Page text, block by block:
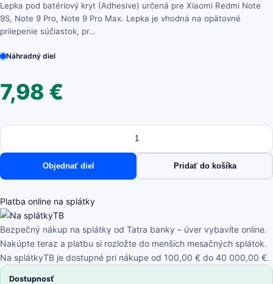
Lepka pod batériový kryt (Adhesive) určená pre Xiaomi Redmi Note
9S, Note 9 Pro, Note 9 Pro Max. Lepka je vhodná na opätovné
prilepenie súčiastok, pr…
Náhradný diel
7,98 €
Množstvo
množstvo
Xiaomi
Redmi
Note
Note
9
Pro,
Note
9
Pro
Objednať diel Pridať do košíka
Platba online na splátky
Bezpečný nákup na splátky od Tatra banky – úver vybavíte online.
Nakúpte teraz a platbu si rozložte do menších mesačných splátok.
Na splátkyTB je dostupné pri nákupe od 100,00 € do 40 000,00 €.
Dostupnosť